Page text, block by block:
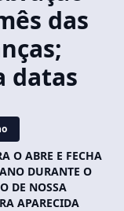
das
datas
O ABRE E FECHA
DURANTE O
DE NOSSA
APARECIDA